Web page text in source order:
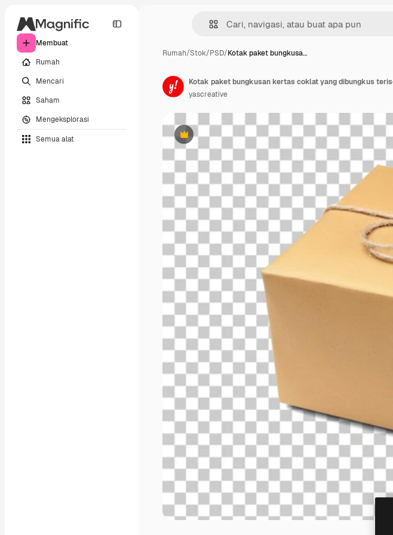
Membuat
Rumah
Mencari
Saham
Mengeksplorasi
Semua alat
Rumah/Stok/PSD/Kotak paket bungkusa…
Premium
yascreative